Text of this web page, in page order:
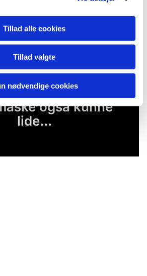
Tillad alle cookies
Tillad valgte
nødvendige cookies
også kunne
lide...